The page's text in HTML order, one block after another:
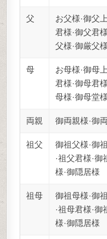
父
お父様·御父
君様·御父君
父様·御厳父様
母
お母様·御母
君様·御母君
母様·御母堂様
両親 御両親様·御
祖父
御祖父様·御
·祖父君様·御
様·御隠居様
祖母
御祖母様·御
·祖母君様·御
様·御隠居様